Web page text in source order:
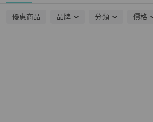
優惠商品 品牌 分類 價格